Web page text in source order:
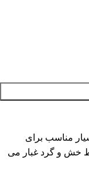
محافظ بسیار مناسب برای
خش و گرد غبار می